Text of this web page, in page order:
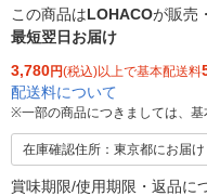
この商品はLOHACOが販売
最短翌日お届け
3,780円(税込)以上で基本配送料
配送料について
※一部の商品につきましては、基
在庫確認住所：東京都にお届け
賞味期限/使用期限・返品に